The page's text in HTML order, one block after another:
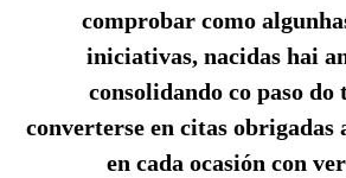
comprobar como
iniciativas, nacidas hai
consolidando co paso do
converterse en citas obrigadas
en cada ocasión con